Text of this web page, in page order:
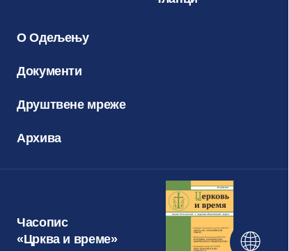
О Одељењу
Документи
Друштвене мреже
Архива
Часопис
«Црква и време»